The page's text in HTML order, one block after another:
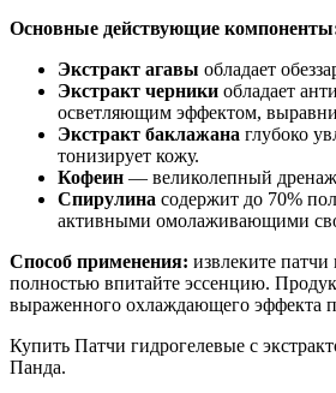
Основные действующие компоненты
Экстракт агавы обладает
Экстракт черники обладает
осветляющим эффектом,
Экстракт баклажана глубоко
тонизирует кожу.
Кофеин — великолепный
Спирулина содержит до 70%
активными омолаживающими
Способ применения: извлеките
полностью впитайте эссенцию.
выраженного охлаждающего эффекта
Купить Патчи гидрогелевые с
Панда.